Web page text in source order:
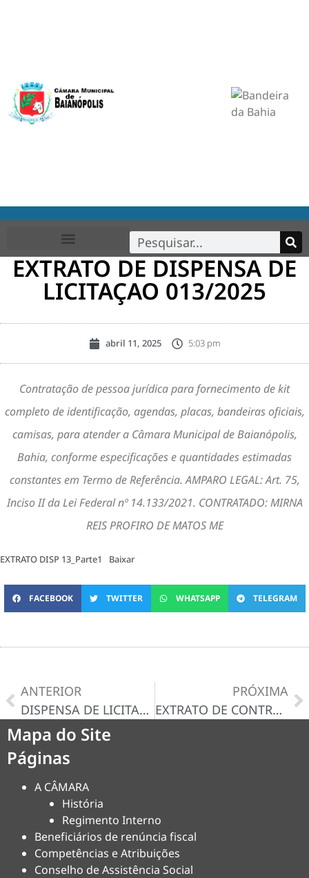
EXTRATO DE DISPENSA DE
LICITAÇAO 013/2025
abril 11, 2025 5:03 pm
Contratação de pessoa jurídica para fornecimento de kit
completo de identificação, agendas, placas, bandeiras oficiais,
camisas, para atender a Câmara Municipal de Baianópolis,
Bahia, conforme especificações e quantidades estimadas
constantes em Termo de Referência. AMPARO LEGAL: Art. 75,
Inciso II da Lei Federal nº 14.133/2021. CONTRATADO: MIRNA
REIS PROFIRO DE MATOS ME
EXTRATO DISP 13_Parte1 Baixar
FACEBOOK TWITTER WHATSAPP TELEGRAM
ANTERIOR
DISPENSA DE LICITAÇÃO Nº 015/2025-D – CERTIDÃO/DECISÃO
PRÓXIMA
EXTRATO DE CONTRATO ADMINISTRATIVO Nº 013/2025
Mapa do Site
Páginas
A CÂMARA
História
Regimento Interno
Beneficiários de renúncia fiscal
Competências e Atribuições
Conselho de Assistência Social